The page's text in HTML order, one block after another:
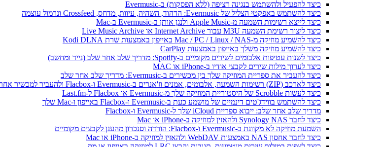
כיצד להפעיל ולהשתמש בנגינה רציפה (ללא הפסקות) ב-Evermusic
כיצד להשתמש באפקטי הצליל של Evermusic: הדהוד, השהיה, עיוות, מדחס, Crossfeed ונרמול עוצמה
כיצד לייצא רשימות השמעה מ-Apple Music ולנגן אותן ב-Evermusic ב-Mac
כיצד ליצור רשימת השמעה M3U עבור Internet Archive או Live Music Archive
כיצד להשמיע מוזיקה מ-Mac / PC / Linux / NAS באייפון באמצעות שרת Kodi DLNA
כיצד להשמיע מוזיקה משלך באייפון באמצעות CarPlay
כיצד לשנות עטיפות אלבומים לשירים מקומיים ב-Spotify: מדריך שלב אחר שלב (נייד ומחשב)
כיצד לערוך מילות שירים לקבצי אודיו ב-iPhone או MAC
כיצד להעביר את ספריית המוזיקה שלך בין מכשירים ב-Evermusic: מדריך שלב אחר שלב
כיצד לארכב (ZIP) רשימות השמעה, אלבומים, אמנים וז'אנרים ב-Evermusic ו-Flacbox ולהעביר למכשיר אחר
כיצד לעשות Scrobble של היסטוריית המוזיקה שלך מ-Evermusic או Flacbox ל-Last.fm
כיצד להשתמש בווידג'טים דינמיים של מושמע כעת ב-Evermusic ו-Flacbox באייפון ו-Mac שלך
מדריך שלב אחר שלב: ייבוא ספריית iCloud שלך ל-Evermusic ו-Flacbox
כיצד לחבר Synology NAS ולהאזין למוזיקה ב-iPhone או Mac
השמעת מוזיקה לא מקוונת ב-Evermusic ו-Flacbox: הורדה וסנכרון מהענן לקבצים מקומיים
כיצד לחבר אחסון NAS באמצעות WebDAV ולהאזין למוזיקה ב-iPhone או Mac